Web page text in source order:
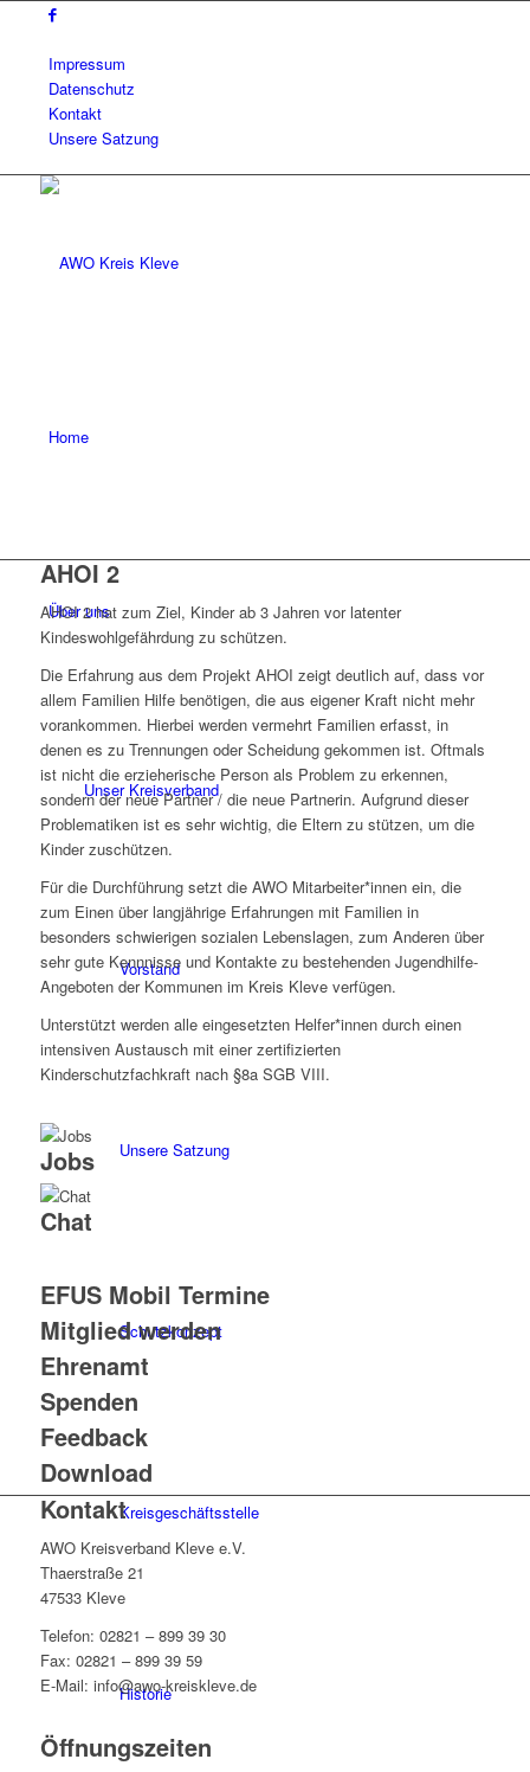
Impressum
Datenschutz
Kontakt
Unsere Satzung
Home
Über uns
Unser Kreisverband
Vorstand
Unsere Satzung
Schutzkonzept
Kreisgeschäftsstelle
Historie
AHOI 2
AHOI 2 hat zum Ziel, Kinder ab 3 Jahren vor latenter
Kindeswohlgefährdung zu schützen.
Die Erfahrung aus dem Projekt AHOI zeigt deutlich auf, dass vor
allem Familien Hilfe benötigen, die aus eigener Kraft nicht mehr
vorankommen. Hierbei werden vermehrt Familien erfasst, in
denen es zu Trennungen oder Scheidung gekommen ist. Oftmals
ist nicht die erzieherische Person als Problem zu erkennen,
sondern der neue Partner / die neue Partnerin. Aufgrund dieser
Problematiken ist es sehr wichtig, die Eltern zu stützen, um die
Kinder zuschützen.
Für die Durchführung setzt die AWO Mitarbeiter*innen ein, die
zum Einen über langjährige Erfahrungen mit Familien in
besonders schwierigen sozialen Lebenslagen, zum Anderen über
sehr gute Kennnisse und Kontakte zu bestehenden Jugendhilfe-
Angeboten der Kommunen im Kreis Kleve verfügen.
Unterstützt werden alle eingesetzten Helfer*innen durch einen
intensiven Austausch mit einer zertifizierten
Kinderschutzfachkraft nach §8a SGB VIII.
Jobs
Chat
EFUS Mobil Termine
Mitglied werden
Ehrenamt
Spenden
Feedback
Download
Kontakt
AWO Kreisverband Kleve e.V.
Thaerstraße 21
47533 Kleve
Telefon: 02821 – 899 39 30
Fax: 02821 – 899 39 59
E-Mail: info@awo-kreiskleve.de
Öffnungszeiten